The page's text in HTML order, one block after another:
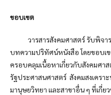
ขอบเขต
วารสารสังคมศาสตร์ รับพิจาร
บทความปริทัศน์หนังสือ โดยขอบเข
ครอบคลุมเนื้อหาเกี่ยวกับสังคมศา
รัฐประศาสนศาสตร์ สังคมสงเครา
มานุษยวิทยา และสาขาอื่น ๆ ที่เกี่ยว